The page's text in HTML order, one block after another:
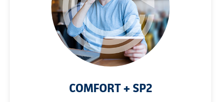
COMFORT + SP2